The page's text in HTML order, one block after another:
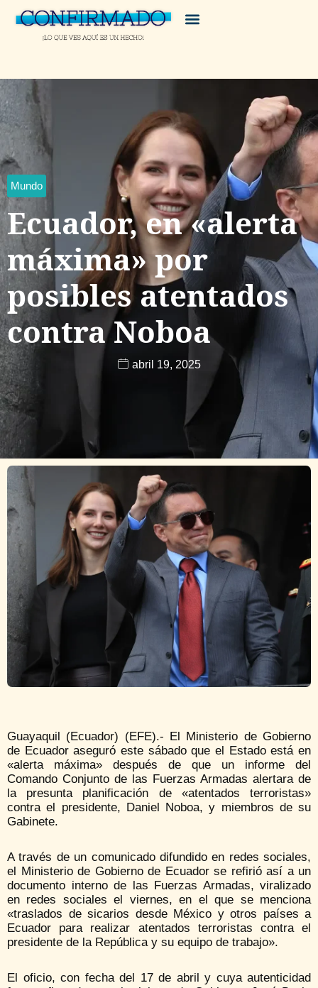
Mundo
Ecuador, en «alerta
máxima» por
posibles atentados
contra Noboa
abril 19, 2025
Guayaquil (Ecuador) (EFE).- El Ministerio de Gobierno
de Ecuador aseguró este sábado que el Estado está en
«alerta máxima» después de que un informe del
Comando Conjunto de las Fuerzas Armadas alertara de
la presunta planificación de «atentados terroristas»
contra el presidente, Daniel Noboa, y miembros de su
Gabinete.
A través de un comunicado difundido en redes sociales,
el Ministerio de Gobierno de Ecuador se refirió así a un
documento interno de las Fuerzas Armadas, viralizado
en redes sociales el viernes, en el que se menciona
«traslados de sicarios desde México y otros países a
Ecuador para realizar atentados terroristas contra el
presidente de la República y su equipo de trabajo».
El oficio, con fecha del 17 de abril y cuya autenticidad